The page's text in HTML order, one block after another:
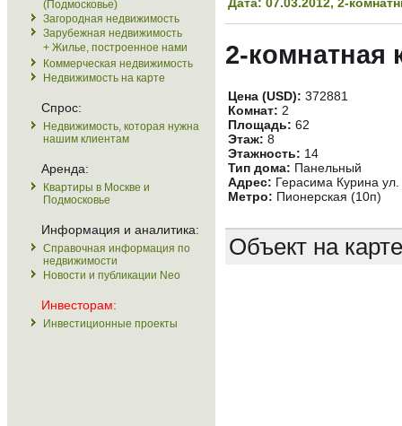
(Подмосковье)
Загородная недвижимость
Зарубежная недвижимость
+ Жилье, построенное нами
Коммерческая недвижимость
Недвижимость на карте
Спрос:
Недвижимость, которая нужна
нашим клиентам
Аренда:
Квартиры в Москве и
Подмосковье
Информация и аналитика:
Справочная информация по
недвижимости
Новости и публикации Neo
Инвесторам:
Инвестиционные проекты
Дата: 07.03.2012, 2-
2-комнатная
Цена (USD): 372881
Комнат: 2
Площадь: 62
Этаж: 8
Этажность: 14
Тип дома: Панельный
Адрес: Герасима Курина ул.
Метро: Пионерская (10п)
Объект на карте